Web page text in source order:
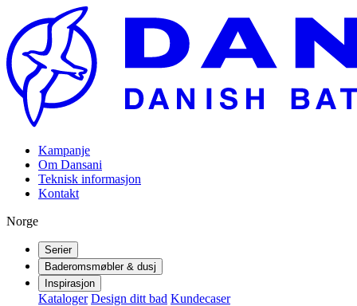
Kampanje
Om Dansani
Teknisk informasjon
Kontakt
Norge
Serier
Baderomsmøbler & dusj
Inspirasjon
Kataloger Design ditt bad Kundecaser